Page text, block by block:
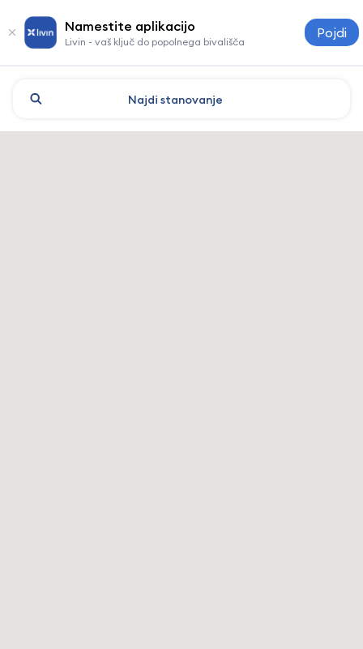
Namestite aplikacijo
Livin - vaš ključ do popolnega bivališča
Pojdi
Najdi stanovanje
Almaty: hoteli in nastanitve